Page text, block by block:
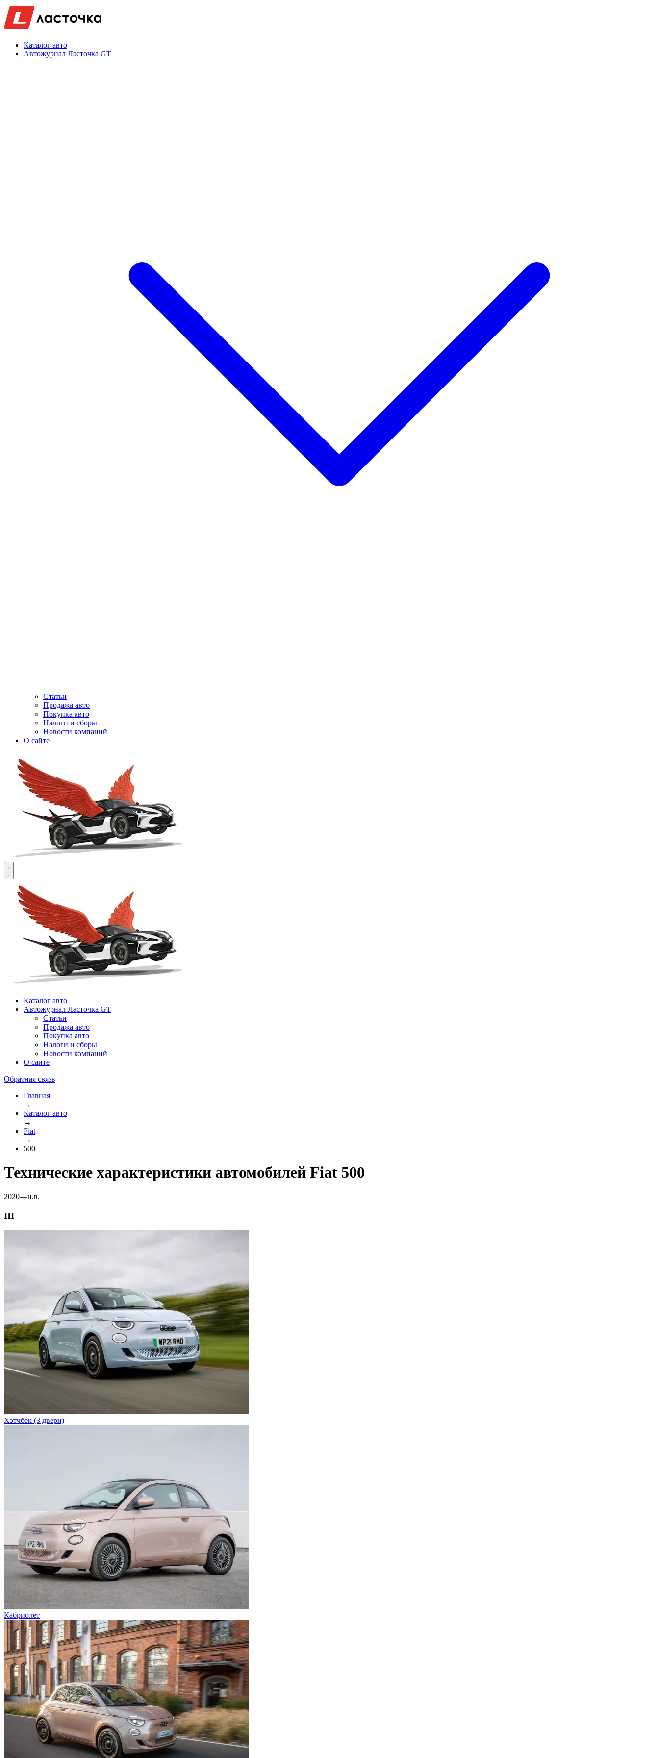
Каталог авто
Автожурнал Ласточка GT
Статьи
Продажа авто
Покупка авто
Налоги и сборы
Новости компаний
О сайте
Каталог авто
Автожурнал Ласточка GT
Статьи
Продажа авто
Покупка авто
Налоги и сборы
Новости компаний
О сайте
Обратная связь
Главная
→
Каталог авто
→
Fiat
→
500
Технические характеристики автомобилей Fiat 500
2020—н.в.
III
Хэтчбек (3 двери)
Кабриолет